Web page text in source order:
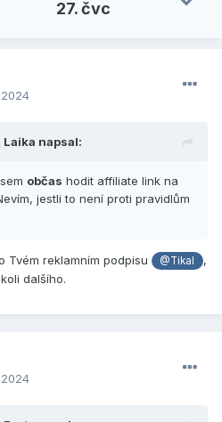
27. čvc
Laika napsal:
občas hodit affiliate link na
jestli to není proti pravidlům
Tvém reklamním podpisu @Tikal
,
dalšího.